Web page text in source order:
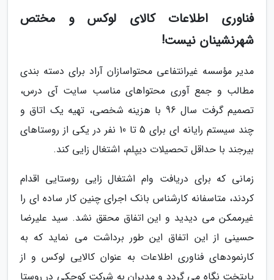
فناوری اطلاعات کالای لوکس و مختص
شهرنشینان نیست!
مدیر مؤسسه غیرانتفاعی محتواسازان آراد برای دسته بندی
مطالب و جمع آوری محتواهای مناسب سایت آی درس،
تصمیم گرفت سال 96 با هزینه شخصی، تهیه یک اتاق و
چند سیستم رایانه ای برای 5 تا 10 نفر در یکی از روستاهای
بیرجند با حداقل تحصیلات دیپلم، اشتغال زایی کند.
زمانی که برای دریافت وام اشتغال زایی روستایی اقدام
کردند، متاسفانه کارشناس بانک اجرای چنین کار ساده ای را
غیرممکن می دیدید و این اتفاق محقق نشد. سید علیرضا
حسینی از این اتفاق این طور برداشت می نماید که به
کارنمودهای فناوری اطلاعات به عنوان کالایی لوکس و از
پایتخت نگاه می گردد و مدیران به شرکت کوچکی در روستا